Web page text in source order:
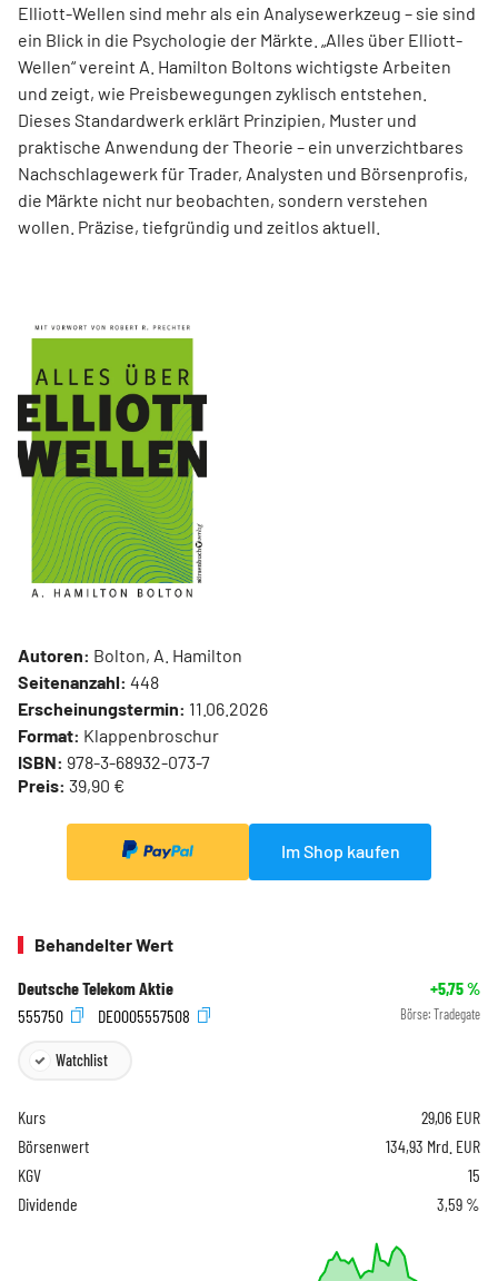
Elliott-Wellen sind mehr als ein Analysewerkzeug – sie sind
ein Blick in die Psychologie der Märkte. „Alles über Elliott-
Wellen“ vereint A. Hamilton Boltons wichtigste Arbeiten
und zeigt, wie Preisbewegungen zyklisch entstehen.
Dieses Standardwerk erklärt Prinzipien, Muster und
praktische Anwendung der Theorie – ein unverzichtbares
Nachschlagewerk für Trader, Analysten und Börsenprofis,
die Märkte nicht nur beobachten, sondern verstehen
wollen. Präzise, tiefgründig und zeitlos aktuell.
Autoren: Bolton, A. Hamilton
Seitenanzahl: 448
Erscheinungstermin: 11.06.2026
Format: Klappenbroschur
ISBN: 978-3-68932-073-7
Preis: 39,90 €
Im Shop kaufen
Behandelter Wert
Deutsche Telekom Aktie +5,75%
555750
DE0005557508 Börse: Tradegate
Watchlist
Kurs 29,06 EUR
Börsenwert
134,93 Mrd. EUR
KGV
15
Dividende
3,59 %